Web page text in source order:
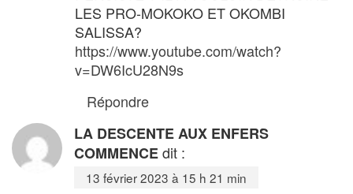
LES PRO-MOKOKO ET OKOMBI
SALISSA?
https://www.youtube.com/watch?
v=DW6IcU28N9s
Répondre
LA DESCENTE AUX ENFERS
COMMENCEdit :
13 février 2023 à 15 h 21 min